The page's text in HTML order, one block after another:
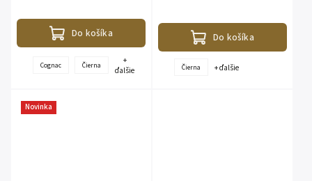
Do košíka
Cognac Čierna
+
ďalšie
Do košíka
Čierna + ďalšie
Novinka